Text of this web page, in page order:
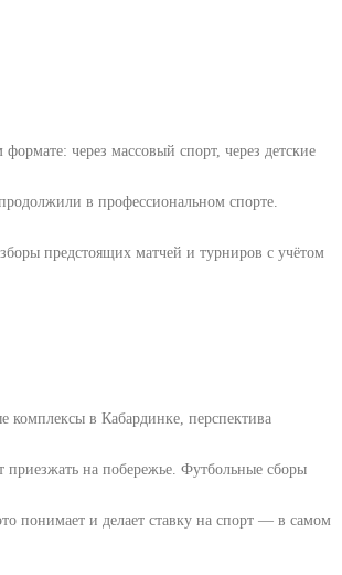
через массовый спорт, через детские
в профессиональном спорте.
предстоящих матчей и турниров с учётом
комплексы в Кабардинке, перспектива
приезжать на побережье. Футбольные сборы
понимает и делает ставку на спорт — в самом